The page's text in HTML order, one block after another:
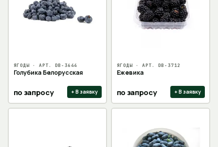
ЯГОДЫ · АРТ. DB-3644
Голубика Белорусская
по запросу + В заявку
ЯГОДЫ · АРТ. DB-3712
Ежевика
по запросу + В заявку